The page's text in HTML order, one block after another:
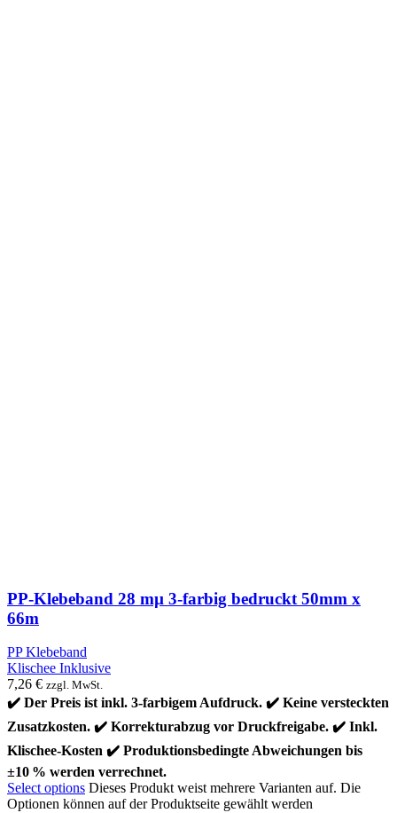
PP-Klebeband 28 mµ 3-farbig bedruckt 50mm x
66m
PP Klebeband
Klischee Inklusive
7,26 € zzgl. MwSt.
✔️ Der Preis ist inkl. 3-farbigem Aufdruck. ✔️ Keine versteckten
Zusatzkosten. ✔️ Korrekturabzug vor Druckfreigabe. ✔️ Inkl.
Klischee-Kosten ✔️ Produktionsbedingte Abweichungen bis
±10 % werden verrechnet.
Select options Dieses Produkt weist mehrere Varianten auf. Die
Optionen können auf der Produktseite gewählt werden